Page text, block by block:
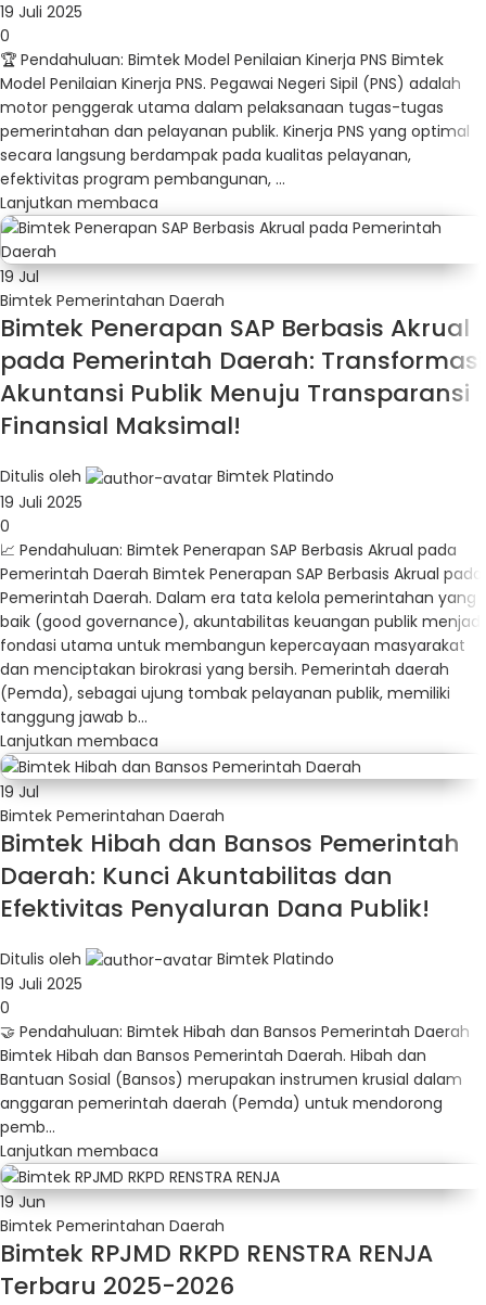
19 Juli 2025
0
🏆 Pendahuluan: Bimtek Model Penilaian Kinerja PNS Bimtek
Model Penilaian Kinerja PNS. Pegawai Negeri Sipil (PNS) adalah
motor penggerak utama dalam pelaksanaan tugas-tugas
pemerintahan dan pelayanan publik. Kinerja PNS yang optimal
secara langsung berdampak pada kualitas pelayanan,
efektivitas program pembangunan, ...
Lanjutkan membaca
19Jul
Bimtek Pemerintahan Daerah
Bimtek Penerapan SAP Berbasis Akrual
pada Pemerintah Daerah: Transformasi
Akuntansi Publik Menuju Transparansi
Finansial Maksimal!
Ditulis oleh
Bimtek Platindo
19 Juli 2025
0
📈 Pendahuluan: Bimtek Penerapan SAP Berbasis Akrual pada
Pemerintah Daerah Bimtek Penerapan SAP Berbasis Akrual pada
Pemerintah Daerah. Dalam era tata kelola pemerintahan yang
baik (good governance), akuntabilitas keuangan publik menjadi
fondasi utama untuk membangun kepercayaan masyarakat
dan menciptakan birokrasi yang bersih. Pemerintah daerah
(Pemda), sebagai ujung tombak pelayanan publik, memiliki
tanggung jawab b...
Lanjutkan membaca
19Jul
Bimtek Pemerintahan Daerah
Bimtek Hibah dan Bansos Pemerintah
Daerah: Kunci Akuntabilitas dan
Efektivitas Penyaluran Dana Publik!
Ditulis oleh
Bimtek Platindo
19 Juli 2025
0
🤝 Pendahuluan: Bimtek Hibah dan Bansos Pemerintah Daerah
Bimtek Hibah dan Bansos Pemerintah Daerah. Hibah dan
Bantuan Sosial (Bansos) merupakan instrumen krusial dalam
anggaran pemerintah daerah (Pemda) untuk mendorong
pemb...
Lanjutkan membaca
19Jun
Bimtek Pemerintahan Daerah
Bimtek RPJMD RKPD RENSTRA RENJA
Terbaru 2025-2026